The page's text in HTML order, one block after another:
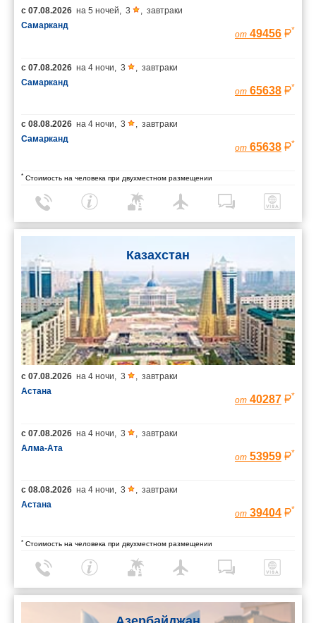
с 07.08.2026 на 5 ночей, 3 , завтраки
Самарканд
от 49456 *
с 07.08.2026 на 4 ночи, 3 , завтраки
Самарканд
от 65638 *
с 08.08.2026 на 4 ночи, 3 , завтраки
Самарканд
от 65638 *
* Стоимость на человека при двухместном размещении
Казахстан
с 07.08.2026 на 4 ночи, 3 , завтраки
Астана
от 40287 *
с 07.08.2026 на 4 ночи, 3 , завтраки
Алма-Ата
от 53959 *
с 08.08.2026 на 4 ночи, 3 , завтраки
Астана
от 39404 *
* Стоимость на человека при двухместном размещении